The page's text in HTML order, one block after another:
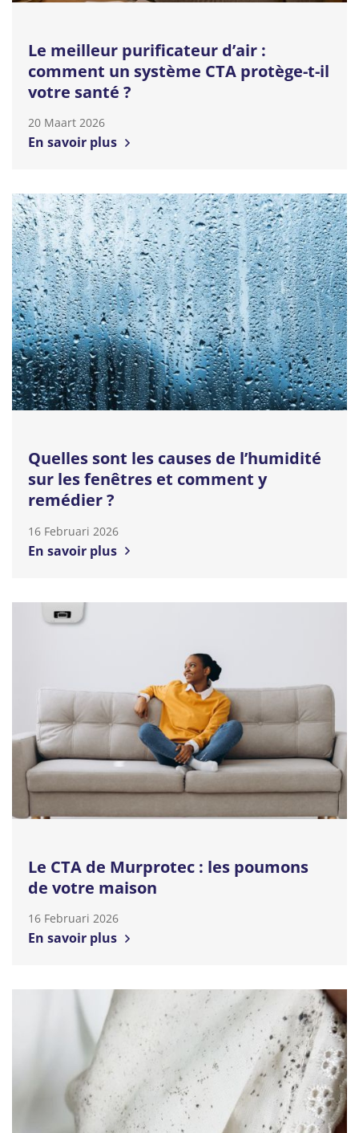
Le meilleur purificateur d’air :
comment un système CTA protège-t-il
votre santé ?
20 Maart 2026
En savoir plus
Quelles sont les causes de l’humidité
sur les fenêtres et comment y
remédier ?
16 Februari 2026
En savoir plus
Le CTA de Murprotec : les poumons
de votre maison
16 Februari 2026
En savoir plus